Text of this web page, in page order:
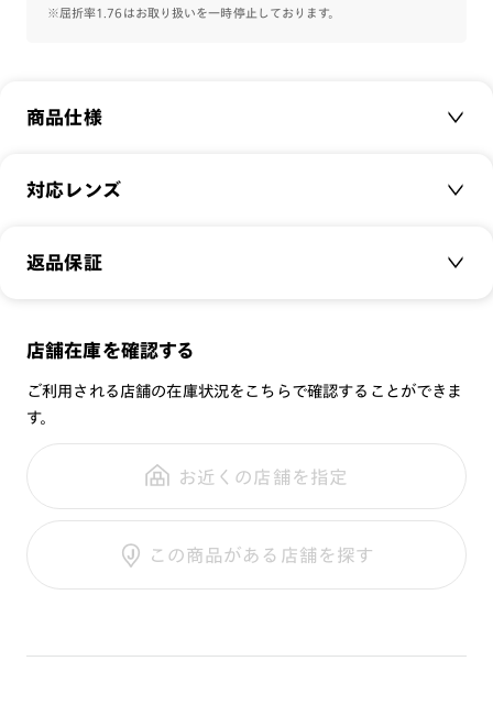
※屈折率1.76はお取り扱いを一時停止しております。
商品仕様
商品名：
スタイル： ウェリントン
シリーズ： TODAY
性別：
鼻パッド： クリングスタイプ
フレーム素材：
フロント：樹脂
テンプル：樹脂
対応レンズ
クリアレンズ（常用・老眼鏡用）
JINS SCREEN
可視光調光UVダブルカットレンズ
可視光調光SCREEN
調光レンズ
調光UVダブルカット
調光SCREEN
くもり止めレンズ
カラーレンズ：ダークカラー
返品保証
メガネの度数が合わなくなっても、
全国の店舗で無料フィッティング
修理のご相談もいつでもお気軽に
ご利用ガイド
店舗在庫を確認する
ご利用される店舗の在庫状況をこちらで確認することができま
す。
お近くの店舗を指定
この商品がある店舗を探す